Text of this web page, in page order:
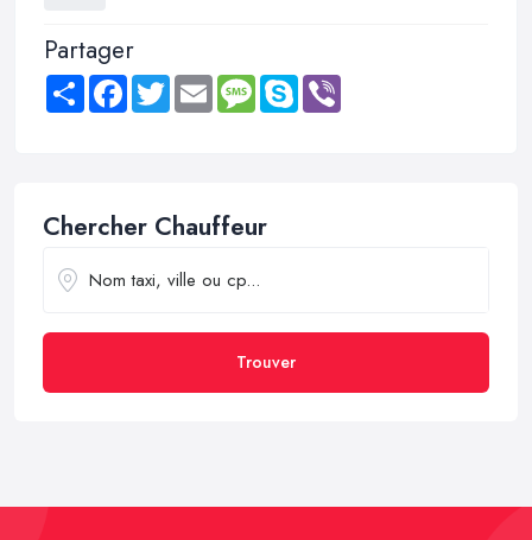
Partager
Share FacebookTwitter Email MessageSkype
Chercher Chauffeur
Trouver